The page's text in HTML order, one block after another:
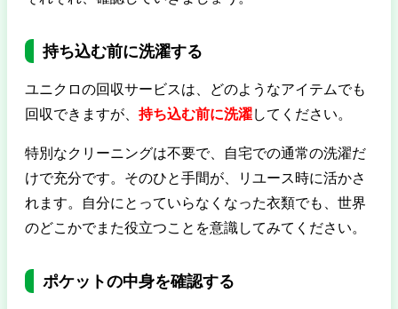
持ち込む前に洗濯する
ユニクロの回収サービスは、どのようなアイテムでも
回収できますが、 持ち込む前に洗濯してください。
特別なクリーニングは不要で、自宅での通常の洗濯だ
けで充分です​​​​。そのひと手間が、リユース時に活かさ
れます。自分にとっていらなくなった衣類でも、世界
のどこかでまた役立つことを意識してみてください。
ポケットの中身を確認する